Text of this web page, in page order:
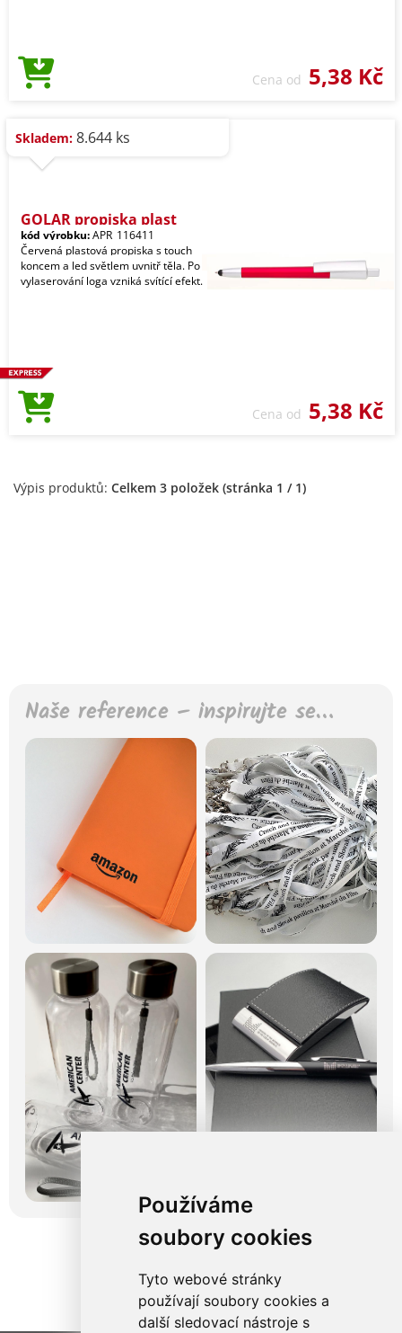
Používáme
soubory cookies
Tyto webové stránky
používají soubory cookies a
další sledovací nástroje s
Cena od 5,38 Kč
Skladem: 8.644 ks
GOLAR propiska plast
kód výrobku:APR_116411
Červená plastová propiska s touch
koncem a led světlem uvnitř těla. Po
vylaserování loga vzniká svítící efekt.
Cena od 5,38 Kč
Výpis produktů: Celkem 3 položek (stránka 1 / 1)
Naše reference – inspirujte se…